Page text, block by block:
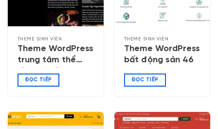
THEME SINH VIÊN
Theme WordPress
trung tâm thể
hình – phòng tập
gym 04
ĐỌC TIẾP
THEME SINH VIÊN
Theme WordPress
bất động sản 46
ĐỌC TIẾP